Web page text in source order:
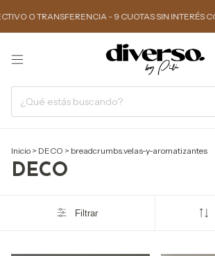
- 9 CUOTAS SIN INTERÉS COMPRANDO
Inicio > DECO > breadcrumbs.velas-y-aromatizantes
DECO
Filtrar